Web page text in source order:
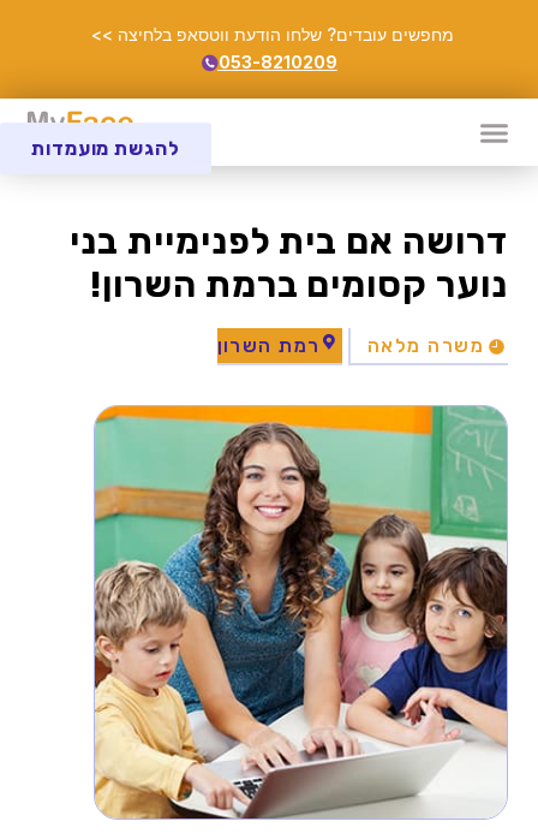
מחפשים עובדים? שלחו הודעת ווטסאפ בלחיצה >>
053-8210209
דרושה אם בית לפנימיית בני
נוער קסומים ברמת השרון!
משרה מלאה רמת השרון
להגשת מועמדות